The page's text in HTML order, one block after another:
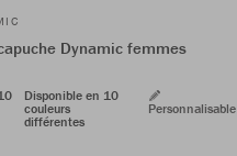
Dynamic femmes
Disponible en 10
couleurs
différentes
Personnalisable